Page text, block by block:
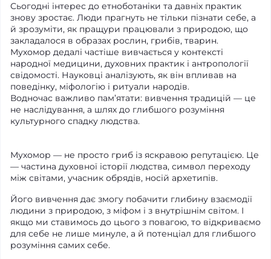
Сьогодні інтерес до етноботаніки та давніх практик
знову зростає. Люди прагнуть не тільки пізнати себе, а
й зрозуміти, як пращури працювали з природою, що
закладалося в образах рослин, грибів, тварин.
Мухомор дедалі частіше вивчається у контексті
народної медицини, духовних практик і антропології
свідомості. Науковці аналізують, як він впливав на
поведінку, міфологію і ритуали народів.
Водночас важливо пам’ятати: вивчення традицій — це
не наслідування, а шлях до глибшого розуміння
культурного спадку людства.
Мухомор — не просто гриб із яскравою репутацією. Це
— частина духовної історії людства, символ переходу
між світами, учасник обрядів, носій архетипів.
Його вивчення дає змогу побачити глибину взаємодії
людини з природою, з міфом і з внутрішнім світом. І
якщо ми ставимось до цього з повагою, то відкриваємо
для себе не лише минуле, а й потенціал для глибшого
розуміння самих себе.